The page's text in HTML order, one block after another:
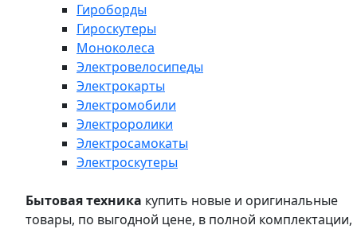
Гироборды
Гироскутеры
Моноколеса
Электровелосипеды
Электрокарты
Электромобили
Электроролики
Электросамокаты
Электроскутеры
Бытовая техника купить новые и оригинальные
товары, по выгодной цене, в полной комплектации,